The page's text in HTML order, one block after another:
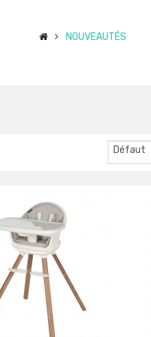
NOUVEAUTÉS
Défaut